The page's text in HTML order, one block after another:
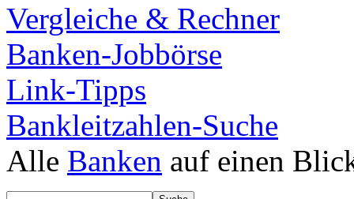
Vergleiche & Rechner
Banken-Jobbörse
Link-Tipps
Bankleitzahlen-Suche
Alle Banken auf einen